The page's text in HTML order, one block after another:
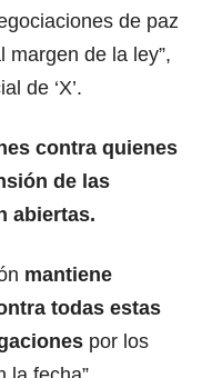
de paz
margen de la ley”,
de ‘X’.
contra quienes
de las
abiertas.
mantiene
todas estas
por los